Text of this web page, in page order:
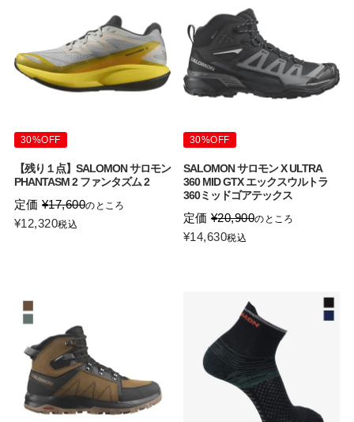
30%OFF
【残り１点】SALOMON サロモン
PHANTASM 2 ファンタズム 2
定価 ¥17,600のところ
¥12,320税込
30%OFF
SALOMON サロモン X ULTRA
360 MID GTX エックスウルトラ
360ミッドゴアテックス
定価 ¥20,900のところ
¥14,630税込